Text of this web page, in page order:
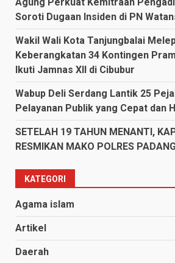
Soroti Dugaan Insiden di PN
Wakil Wali Kota Tanjungbalai
Keberangkatan 34 Kontingen
Ikuti Jamnas XII di Cibubur
Wabup Deli Serdang Lantik 25
Pelayanan Publik yang Cepat dan
SETELAH 19 TAHUN MENANTI,
RESMIKAN MAKO POLRES
KATEGORI
Agama islam
Artikel
Daerah